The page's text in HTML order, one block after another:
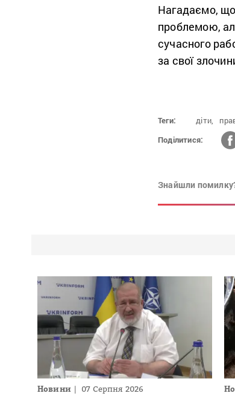
Нагадаємо,
проблемою,
сучасного
за свої
Теги: діти,
Поділитися:
Знайшли помилку?
Новини 07 Серпня 2026